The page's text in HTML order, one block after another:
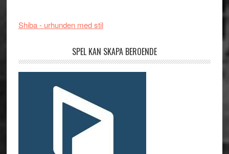
Shiba - urhunden med stil
SPEL KAN SKAPA BEROENDE